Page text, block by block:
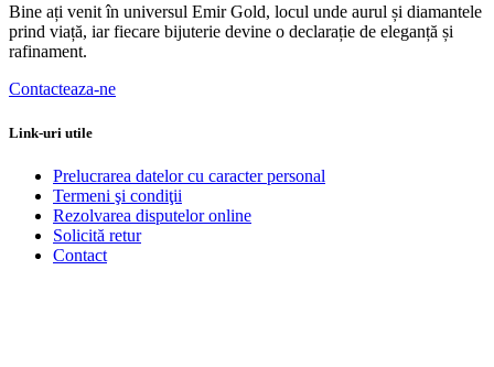
Bine ați venit în universul Emir Gold, locul unde aurul și diamantele
prind viață, iar fiecare bijuterie devine o declarație de eleganță și
rafinament.
Contacteaza-ne
Link-uri utile
Prelucrarea datelor cu caracter personal
Termeni şi condiţii
Rezolvarea disputelor online
Solicită retur
Contact